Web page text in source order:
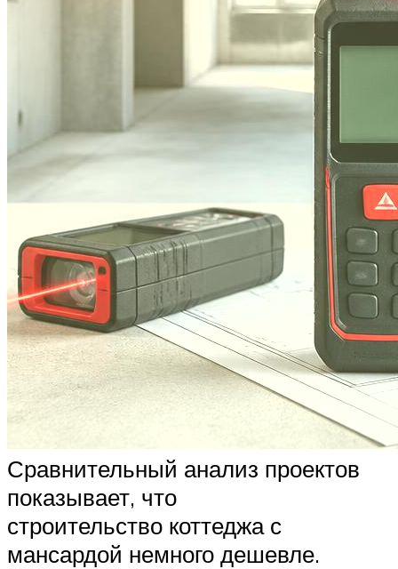
Сравнительный анализ проектов
показывает, что
строительство коттеджа с
мансардой немного дешевле.